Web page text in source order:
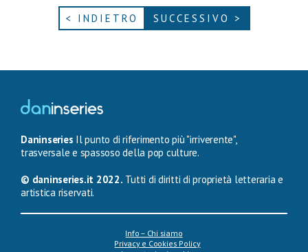
< INDIETRO SUCCESSIVO >
Daninseries Il punto di riferimento più "irriverente",
trasversale e spassoso della pop culture.
© daninseries.it 2022. Tutti di diritti di proprietà letteraria e
artistica riservati.
Info – Chi siamo
Privacy e Cookies Policy